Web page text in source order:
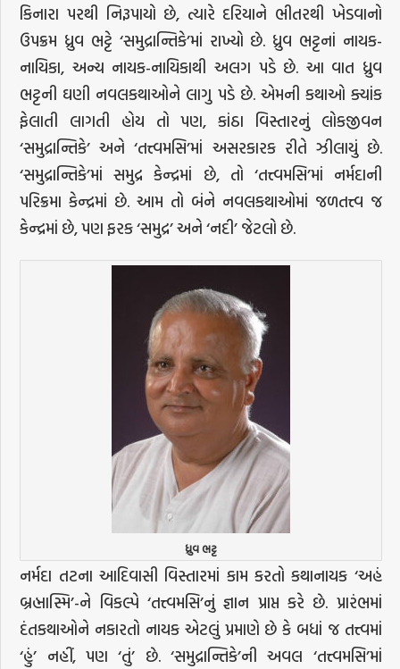
કિનારા પરથી નિરૂપાયો છે, ત્યારે દરિયાને ભીતરથી ખેડવાનો
ઉપક્રમ ધ્રુવ ભટ્ટે ‘સમુદ્રાન્તિકે’માં રાખ્યો છે. ધ્રુવ ભટ્ટનાં નાયક-
નાયિકા, અન્ય નાયક-નાયિકાથી અલગ પડે છે. આ વાત ધ્રુવ
ભટ્ટની ઘણી નવલકથાઓને લાગુ પડે છે. એમની કથાઓ ક્યાંક
ફેલાતી લાગતી હોય તો પણ, કાંઠા વિસ્તારનું લોકજીવન
‘સમુદ્રાન્તિકે’ અને ‘તત્ત્વમસિ’માં અસરકારક રીતે ઝીલાયું છે.
‘સમુદ્રાન્તિકે’માં સમુદ્ર કેન્દ્રમાં છે, તો ‘તત્ત્વમસિ’માં નર્મદાની
પરિક્રમા કેન્દ્રમાં છે. આમ તો બંને નવલકથાઓમાં જળતત્ત્વ જ
કેન્દ્રમાં છે, પણ ફરક ‘સમુદ્ર’ અને ‘નદી’ જેટલો છે.
ધ્રુવ ભટ્ટ
નર્મદા તટના આદિવાસી વિસ્તારમાં કામ કરતો કથાનાયક ‘અહં
બ્રહ્માસ્મિ’-ને વિકલ્પે ‘તત્ત્વમસિ’નું જ્ઞાન પ્રાપ્ત કરે છે. પ્રારંભમાં
દંતકથાઓને નકારતો નાયક એટલું પ્રમાણે છે કે બધાં જ તત્ત્વમાં
‘હું’ નહીં, પણ ‘તું’ છે. ‘સમુદ્રાન્તિકે’ની અવલ ‘તત્ત્વમસિ’માં